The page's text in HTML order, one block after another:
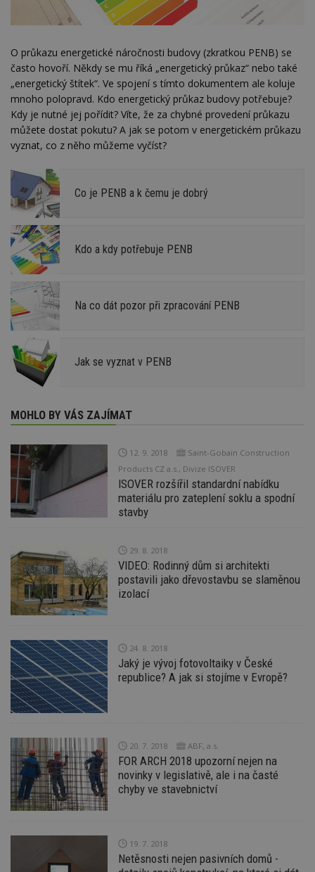
O průkazu energetické náročnosti budovy (zkratkou PENB) se
často hovoří. Někdy se mu říká „energetický průkaz“ nebo také
„energetický štítek“. Ve spojení s tímto dokumentem ale koluje
mnoho polopravd. Kdo energetický průkaz budovy potřebuje?
Kdy je nutné jej pořídit? Víte, že za chybné provedení průkazu
můžete dostat pokutu? A jak se potom v energetickém průkazu
vyznat, co z něho můžeme vyčíst?
Co je PENB a k čemu je dobrý
Kdo a kdy potřebuje PENB
Na co dát pozor při zpracování PENB
Jak se vyznat v PENB
MOHLO BY VÁS ZAJÍMAT
12. 9. 2018
Saint-Gobain Construction
Products CZ a.s., Divize ISOVER
ISOVER rozšířil standardní nabídku
materiálu pro zateplení soklu a spodní
stavby
29. 8. 2018
VIDEO: Rodinný dům si architekti
postavili jako dřevostavbu se slaměnou
izolací
24. 8. 2018
Jaký je vývoj fotovoltaiky v České
republice? A jak si stojíme v Evropě?
20. 7. 2018 ABF, a.s.
FOR ARCH 2018 upozorní nejen na
novinky v legislativě, ale i na časté
chyby ve stavebnictví
19. 7. 2018
Netěsnosti nejen pasivních domů -